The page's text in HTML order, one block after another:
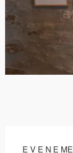
E V E N E